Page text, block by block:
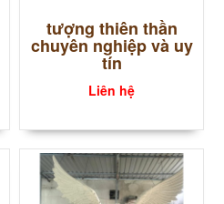
tượng thiên thần
chuyên nghiệp và uy
tín
Liên hệ